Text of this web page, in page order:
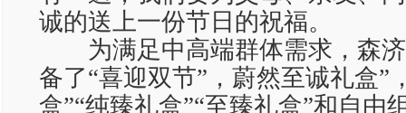
诚的送上一份节日的祝福。
为满足中高端群体需求，森济
备了“喜迎双节”，蔚然至诚礼盒”
盒”“纯臻礼盒”“至臻礼盒”和自由